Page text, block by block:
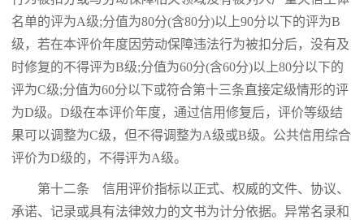
名单的评为A级;分值为80分(含80分)以上90分以下的评为B
级，若在本评价年度因劳动保障违法行为被扣分后，没有及
时修复的不得评为B级;分值为60分(含60分)以上80分以下的
评为C级;分值为60分以下或符合第十三条直接定级情形的评
为D级。D级在本评价年度，通过信用修复后，评价等级结
果可以调整为C级，但不得调整为A级或B级。公共信用综合
评价为D级的，不得评为A级。
第十二条 信用评价指标以正式、权威的文件、协议、
承诺、记录或具有法律效力的文书为计分依据。异常名录和